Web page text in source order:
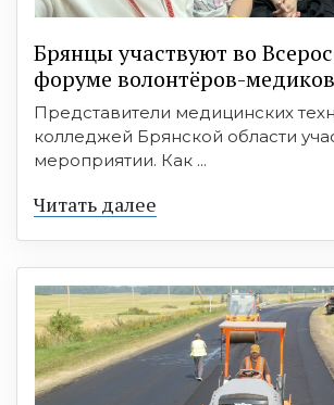
Брянцы участвуют во
форуме волонтёров-медиков
Представители медицинских
колледжей Брянской области
мероприятии. Как ...
Читать далее